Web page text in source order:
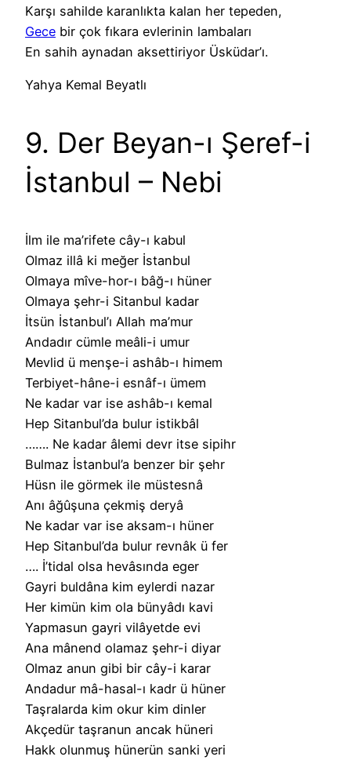
Karşı sahilde karanlıkta kalan her tepeden,
Gece bir çok fıkara evlerinin lambaları
En sahih aynadan aksettiriyor Üsküdar’ı.
Yahya Kemal Beyatlı
9. Der Beyan-ı Şeref-i
İstanbul – Nebi
İlm ile ma’rifete cây-ı kabul
Olmaz illâ ki meğer İstanbul
Olmaya mîve-hor-ı bâğ-ı hüner
Olmaya şehr-i Sitanbul kadar
İtsün İstanbul’ı Allah ma’mur
Andadır cümle meâli-i umur
Mevlid ü menşe-i ashâb-ı himem
Terbiyet-hâne-i esnâf-ı ümem
Ne kadar var ise ashâb-ı kemal
Hep Sitanbul’da bulur istikbâl
……. Ne kadar âlemi devr itse sipihr
Bulmaz İstanbul’a benzer bir şehr
Hüsn ile görmek ile müstesnâ
Anı âğûşuna çekmiş deryâ
Ne kadar var ise aksam-ı hüner
Hep Sitanbul’da bulur revnâk ü fer
…. İ’tidal olsa hevâsında eger
Gayri buldâna kim eylerdi nazar
Her kimün kim ola bünyâdı kavi
Yapmasun gayri vilâyetde evi
Ana mânend olamaz şehr-i diyar
Olmaz anun gibi bir cây-i karar
Andadur mâ-hasal-ı kadr ü hüner
Taşralarda kim okur kim dinler
Akçedür taşranun ancak hüneri
Hakk olunmuş hünerün sanki yeri